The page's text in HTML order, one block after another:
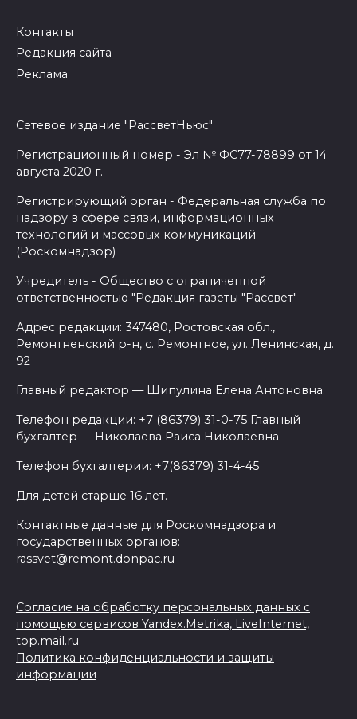
Контакты
Редакция сайта
Реклама
Сетевое издание "РассветНьюс"
Регистрационный номер - Эл № ФС77-78899 от 14
августа 2020 г.
Регистрирующий орган - Федеральная служба по
надзору в сфере связи, информационных
технологий и массовых коммуникаций
(Роскомнадзор)
Учредитель - Общество с ограниченной
ответственностью "Редакция газеты "Рассвет"
Адрес редакции: 347480, Ростовская обл.,
Ремонтненский р-н, с. Ремонтное, ул. Ленинская, д.
92
Главный редактор — Шипулина Елена Антоновна.
Телефон редакции: +7 (86379) 31-0-75 Главный
бухгалтер — Николаева Раиса Николаевна.
Телефон бухгалтерии: +7(86379) 31-4-45
Для детей старше 16 лет.
Контактные данные для Роскомнадзора и
государственных органов:
rassvet@remont.donpac.ru
Согласие на обработку персональных данных с
помощью сервисов Yandex.Metrika, LiveInternet,
top.mail.ru
Политика конфиденциальности и защиты
информации